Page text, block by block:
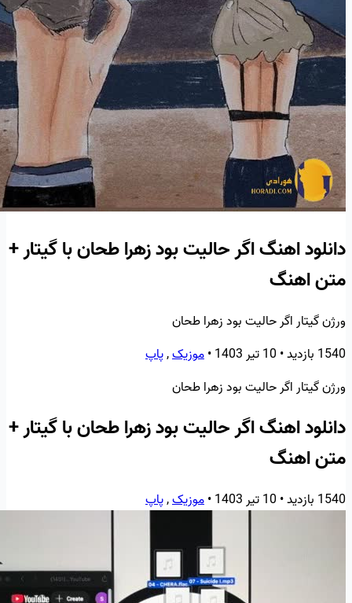
دانلود اهنگ اگر حالیت بود زهرا طحان با گیتار +
متن اهنگ
ورژن گیتار اگر حالیت بود زهرا طحان
1540 بازدید
• 10 تیر 1403 •موزیک,پاپ
ورژن گیتار اگر حالیت بود زهرا طحان
دانلود اهنگ اگر حالیت بود زهرا طحان با گیتار +
متن اهنگ
1540 بازدید • 10 تیر 1403 •موزیک,پاپ